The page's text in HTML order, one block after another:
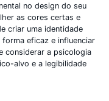
no design do seu
as cores certas e
criar uma identidade
eficaz e influenciar
considerar a psicologia
alvo e a legibilidade